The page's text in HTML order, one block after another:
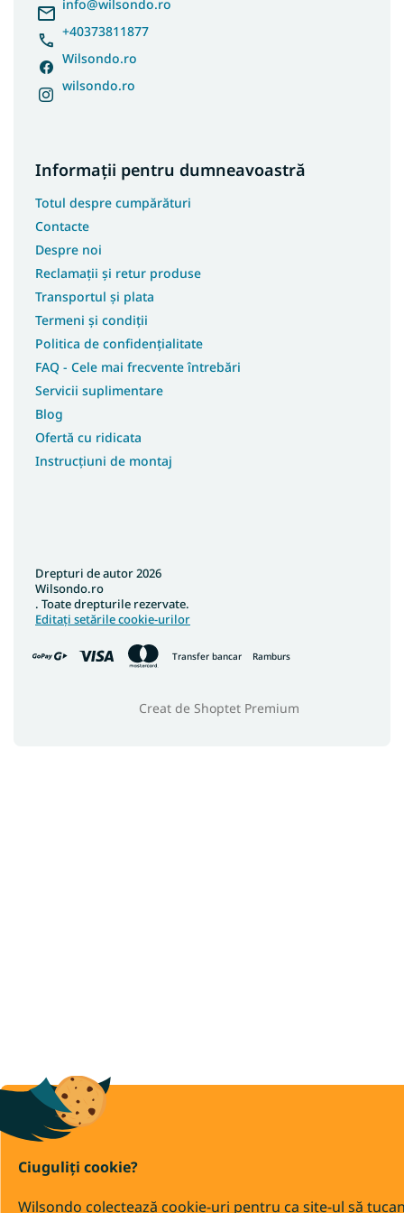
Ciuguliți cookie?
Wilsondo colectează cookie-uri pentru ca site-ul să
info@wilsondo.ro
+40373811877
Wilsondo.ro
wilsondo.ro
Informații pentru dumneavoastră
Totul despre cumpărături
Contacte
Despre noi
Reclamații și retur produse
Transportul și plata
Termeni și condiții
Politica de confidențialitate
FAQ - Cele mai frecvente întrebări
Servicii suplimentare
Blog
Ofertă cu ridicata
Instrucțiuni de montaj
Transfer bancar Ramburs
Creat de Shoptet Premium
Drepturi de autor 2026
Wilsondo.ro
. Toate drepturile rezervate.
Editați setările cookie-urilor